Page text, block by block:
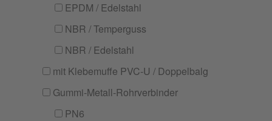
EPDM / Edelstahl
NBR / Temperguss
NBR / Edelstahl
mit Klebemuffe PVC-U / Doppelbalg
Gummi-Metall-Rohrverbinder
PN6